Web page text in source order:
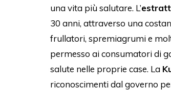
una vita più salutare. L’
30 anni, attraverso una
frullatori, spremiagrumi e
permesso ai consumatori di
salute nelle proprie case. La
riconoscimenti dal governo